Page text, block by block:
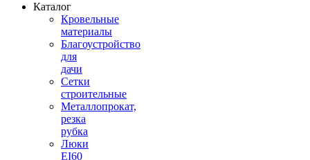
Каталог
Кровельные
материалы
Благоустройство
для
дачи
Сетки
строительные
Металлопрокат,
резка
рубка
Люки
EI60